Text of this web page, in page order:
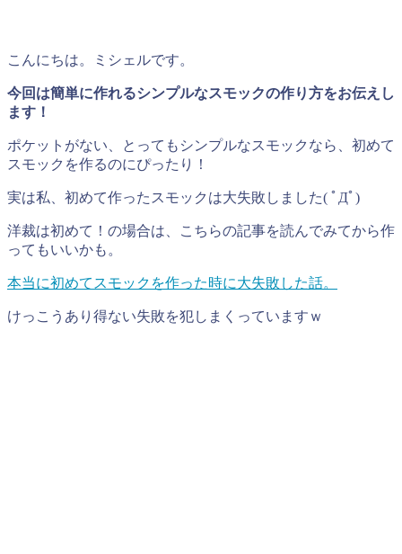
こんにちは。ミシェルです。
今回は簡単に作れるシンプルなスモックの作り方をお伝えし
ます！
ポケットがない、とってもシンプルなスモックなら、初めて
スモックを作るのにぴったり！
実は私、初めて作ったスモックは大失敗しました( ﾟДﾟ)
洋裁は初めて！の場合は、こちらの記事を読んでみてから作
ってもいいかも。
本当に初めてスモックを作った時に大失敗した話。
けっこうあり得ない失敗を犯しまくっていますｗ